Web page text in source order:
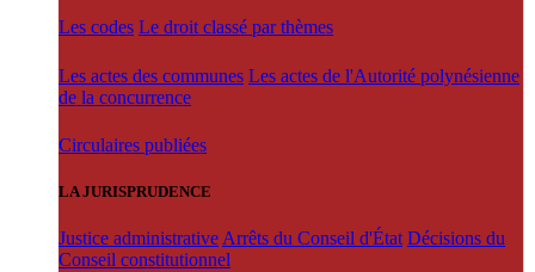
Les codes Le droit classé par thèmes
Les actes des communes Les actes de l'Autorité polynésienne
de la concurrence
Circulaires publiées
LA JURISPRUDENCE
Justice administrative Arrêts du Conseil d'État Décisions du
Conseil constitutionnel